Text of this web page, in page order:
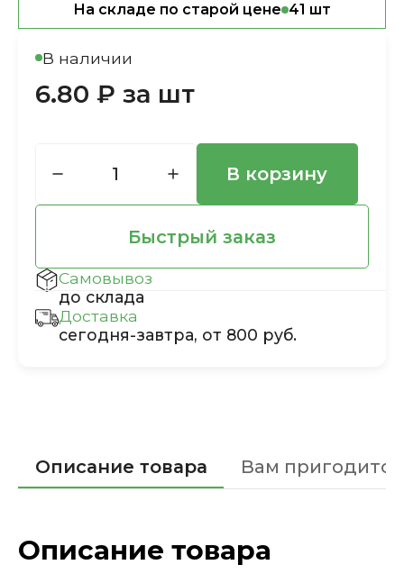
На складе по старой цене 41 шт
В наличии
6.80 ₽ за шт
В корзину
Быстрый заказ
Самовывоз
до склада
Доставка
сегодня-завтра, от 800 руб.
Описание товара Вам пригодится
Описание товара